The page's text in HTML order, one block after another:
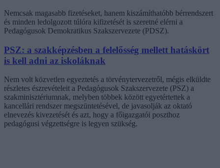
Nemcsak magasabb fizetéseket, hanem kiszámíthatóbb bérrendszert
és minden ledolgozott túlóra kifizetését is szeretné elérni a
Pedagógusok Demokratikus Szakszervezete (PDSZ).
PSZ: a szakképzésben a felelősség mellett hatáskört
is kell adni az iskoláknak
Nem volt közvetlen egyeztetés a törvénytervezetről, mégis elküldte
részletes észrevételeit a Pedagógusok Szakszervezete (PSZ) a
szakminisztériumnak, melyben többek között egyetértettek a
kancellári rendszer megszüntetésével, de javasolják az oktató
elnevezés kivezetését és azt, hogy a főigazgatói poszthoz
pedagógusi végzettségre is legyen szükség.